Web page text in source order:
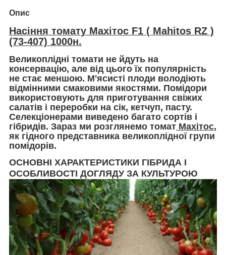
Опис
Насіння томату Махітос F1 ( Mahitos RZ )
(73-407) 1000н.
Великоплідні томати не йдуть на
консервацію, але від цього їх популярність
не стає меншою. М'ясисті плоди володіють
відмінними смаковими якостями. Помідори
використовують для приготування свіжих
салатів і переробки на сік, кетчуп, пасту.
Селекціонерами виведено багато сортів і
гібридів. Зараз ми розглянемо томат Махітос,
як гідного представника великоплідної групи
помідорів.
ОСНОВНІ ХАРАКТЕРИСТИКИ ГІБРИДА І
ОСОБЛИВОСТІ ДОГЛЯДУ ЗА КУЛЬТУРОЮ